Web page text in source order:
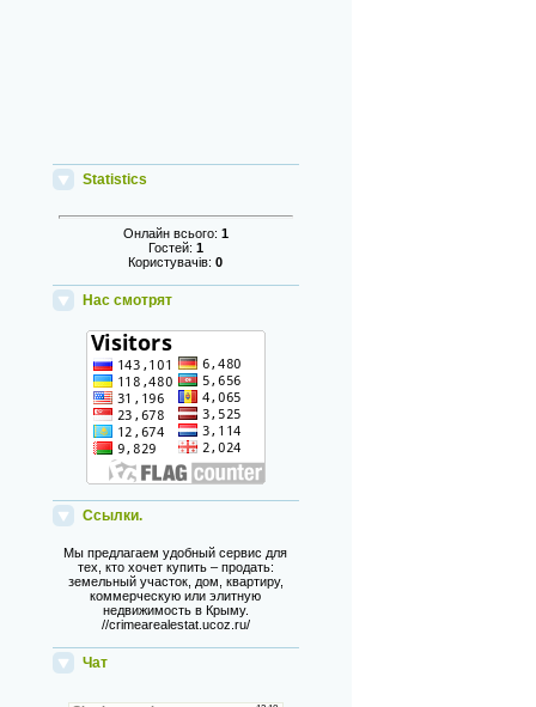
Statistics
Онлайн всього: 1
Гостей: 1
Користувачів:0
Нас смотрят
Ссылки.
Мы предлагаем удобный сервис для
тех, кто хочет купить – продать:
земельный участок, дом, квартиру,
коммерческую или элитную
недвижимость в Крыму.
//crimearealestat.ucoz.ru/
Чат